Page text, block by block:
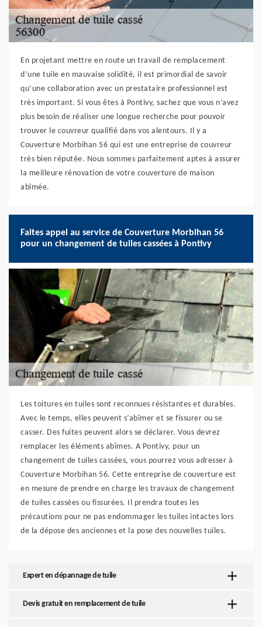
En projetant mettre en route un travail de remplacement
d’une tuile en mauvaise solidité, il est primordial de savoir
qu’une collaboration avec un prestataire professionnel est
très important. Si vous êtes à Pontivy, sachez que vous n’avez
plus besoin de réaliser une longue recherche pour pouvoir
trouver le couvreur qualifié dans vos alentours. Il y a
Couverture Morbihan 56 qui est une entreprise de couvreur
très bien réputée. Nous sommes parfaitement aptes à assurer
la meilleure rénovation de votre couverture de maison
abîmée.
Faites appel au service de Couverture Morbihan 56
pour un changement de tuiles cassées à Pontivy
Les toitures en tuiles sont reconnues résistantes et durables.
Avec le temps, elles peuvent s’abîmer et se fissurer ou se
casser. Des fuites peuvent alors se déclarer. Vous devrez
remplacer les éléments abîmes. A Pontivy, pour un
changement de tuiles cassées, vous pourrez vous adresser à
Couverture Morbihan 56. Cette entreprise de couverture est
en mesure de prendre en charge les travaux de changement
de tuiles cassées ou fissurées. Il prendra toutes les
précautions pour ne pas endommager les tuiles intactes lors
de la dépose des anciennes et la pose des nouvelles tuiles.
Expert en dépannage de tuile
Devis gratuit en remplacement de tuile